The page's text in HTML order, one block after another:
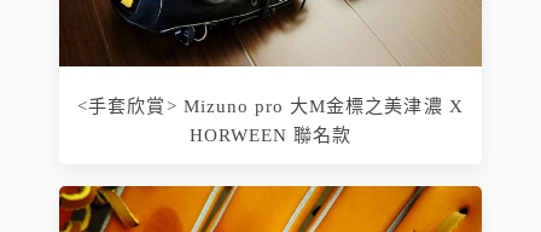
<手套欣賞> Mizuno pro 大M金標之美津濃 X
HORWEEN 聯名款